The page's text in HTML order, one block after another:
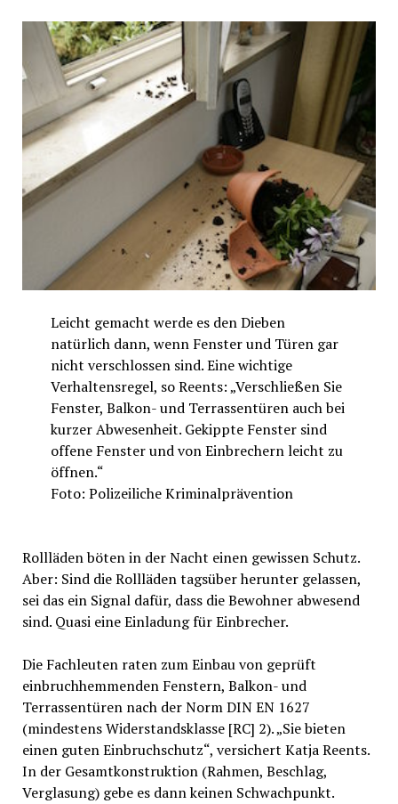
Leicht gemacht werde es den Dieben
natürlich dann, wenn Fenster und Türen gar
nicht verschlossen sind. Eine wichtige
Verhaltensregel, so Reents: „Verschließen Sie
Fenster, Balkon- und Terrassentüren auch bei
kurzer Abwesenheit. Gekippte Fenster sind
offene Fenster und von Einbrechern leicht zu
öffnen.“
Foto: Polizeiliche Kriminalprävention
Rollläden böten in der Nacht einen gewissen Schutz.
Aber: Sind die Rollläden tagsüber herunter gelassen,
sei das ein Signal dafür, dass die Bewohner abwesend
sind. Quasi eine Einladung für Einbrecher.
Die Fachleuten raten zum Einbau von geprüft
einbruchhemmenden Fenstern, Balkon- und
Terrassentüren nach der Norm DIN EN 1627
(mindestens Widerstandsklasse [RC] 2). „Sie bieten
einen guten Einbruchschutz“, versichert Katja Reents.
In der Gesamtkonstruktion (Rahmen, Beschlag,
Verglasung) gebe es dann keinen Schwachpunkt.